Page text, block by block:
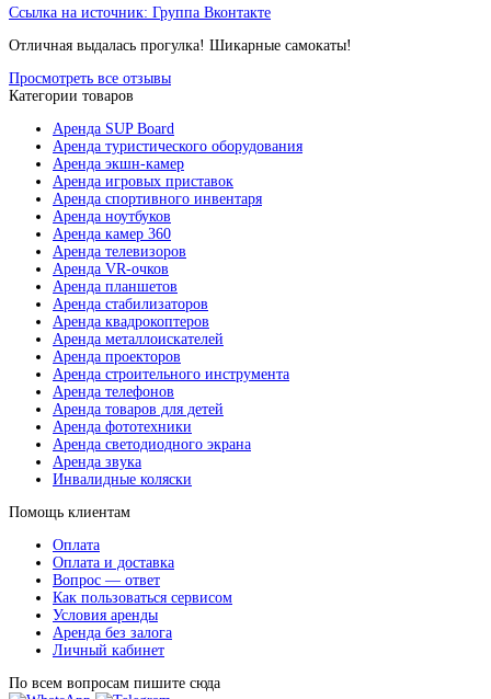
Ссылка на источник: Группа Вконтакте
Отличная выдалась прогулка! Шикарные самокаты!
Просмотреть все отзывы
Категории товаров
Аренда SUP Board
Аренда туристического оборудования
Аренда экшн-камер
Аренда игровых приставок
Аренда спортивного инвентаря
Аренда ноутбуков
Аренда камер 360
Аренда телевизоров
Аренда VR-очков
Аренда планшетов
Аренда стабилизаторов
Аренда квадрокоптеров
Аренда металлоискателей
Аренда проекторов
Аренда строительного инструмента
Аренда телефонов
Аренда товаров для детей
Аренда фототехники
Аренда светодиодного экрана
Аренда звука
Инвалидные коляски
Помощь клиентам
Оплата
Оплата и доставка
Вопрос — ответ
Как пользоваться сервисом
Условия аренды
Аренда без залога
Личный кабинет
По всем вопросам пишите сюда